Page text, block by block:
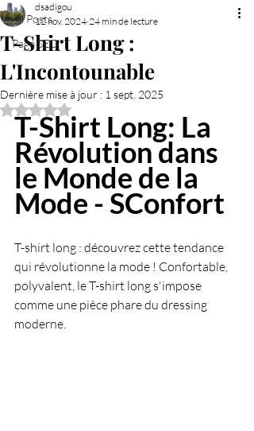
All Posts
Page SEO
T-Shirt Long :
L'Incontounable
dsadigou
12 nov. 2024 24 min de lecture
Dernière mise à jour : 1 sept. 2025
Noté NaN étoiles sur 5.
T-Shirt Long: La
Révolution dans
le Monde de la
Mode - SConfort
T-shirt long : découvrez cette tendance
qui révolutionne la mode ! Confortable,
polyvalent, le T-shirt long s'impose
comme une pièce phare du dressing
moderne.